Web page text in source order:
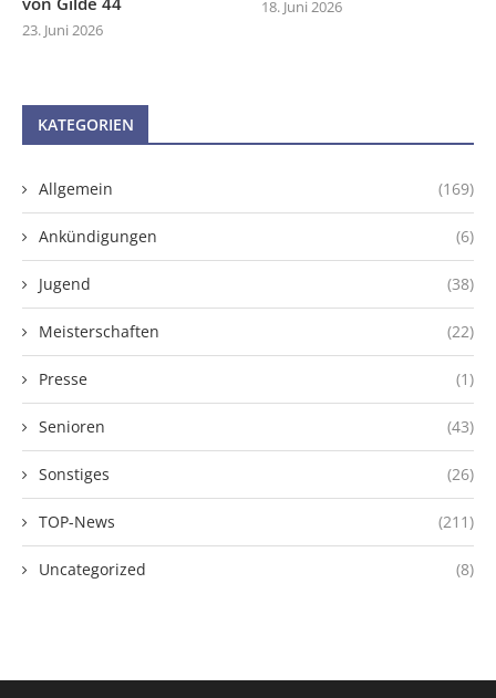
23. Juni 2026
18. Juni 2026
KATEGORIEN
Allgemein (169)
Ankündigungen (6)
Jugend (38)
Meisterschaften (22)
Presse (1)
Senioren (43)
Sonstiges (26)
TOP-News (211)
Uncategorized (8)